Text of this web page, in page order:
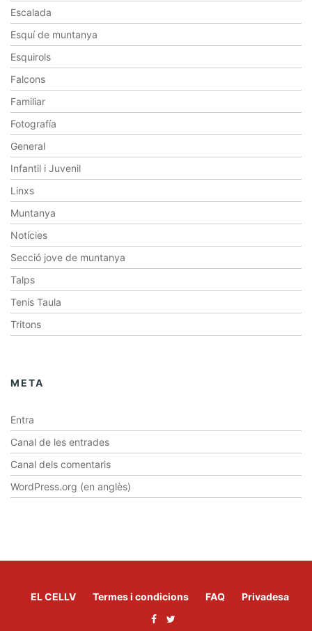
Escalada
Esquí de muntanya
Esquirols
Falcons
Familiar
Fotografía
General
Infantil i Juvenil
Linxs
Muntanya
Notícies
Secció jove de muntanya
Talps
Tenis Taula
Tritons
META
Entra
Canal de les entrades
Canal dels comentaris
WordPress.org (en anglès)
EL CELLV Termes i condicions FAQ Privadesa